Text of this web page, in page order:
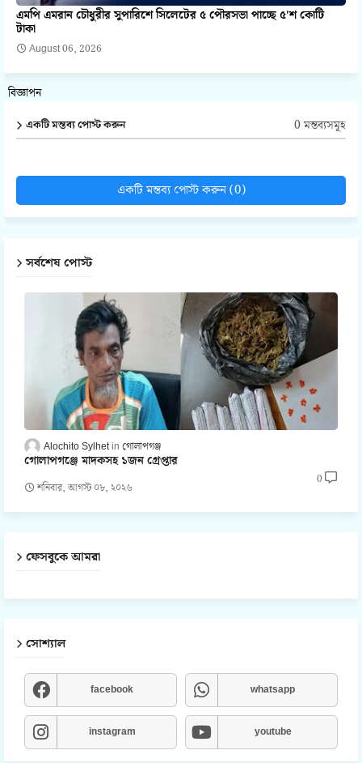
এমপি এমরান চৌধুরীর সুপারিশে সিলেটের ৫ পৌরসভা পাচ্ছে ৫'শ কোটি
টাকা
August 06, 2026
বিজ্ঞাপন
একটি মন্তব্য পোস্ট করুন 0 মন্তব্যসমূহ
একটি মন্তব্য পোস্ট করুন (0)
সর্বশেষ পোস্ট
Alochito Sylhet গোলাপগঞ্জ
গোলাপগঞ্জে মাদকসহ ১জন গ্রেপ্তার
শনিবার, আগস্ট ০৮, ২০২৬
0
ফেসবুকে আমরা
সোশ্যাল
facebook whatsapp
instagram youtube